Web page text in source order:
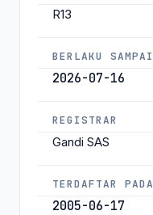
R13
BERLAKU SAMPAI
2026-07-16
REGISTRAR
Gandi SAS
TERDAFTAR PADA
2005-06-17